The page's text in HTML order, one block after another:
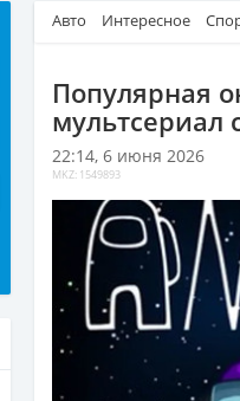
Авто Интересное
Популярная
мультсериал
22:14, 6 июня 2026
MKZ: 1549893